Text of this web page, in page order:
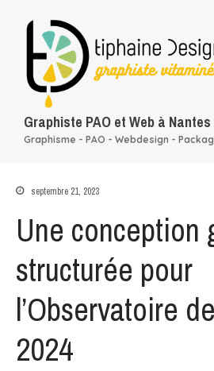
Qui
Mon
Mes
Blog
Graphiste PAO et Web à Nantes
Graphisme - PAO - Webdesign -
septembre 21, 2023
Une conception
structurée pour
l’Observatoire
2024